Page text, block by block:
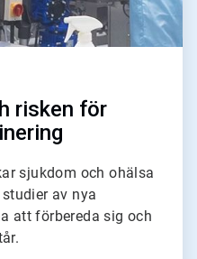
risken för
sjukdom och ohälsa
av nya
att förbereda sig och